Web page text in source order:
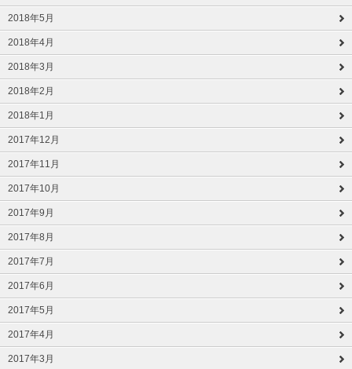
2018年5月
2018年4月
2018年3月
2018年2月
2018年1月
2017年12月
2017年11月
2017年10月
2017年9月
2017年8月
2017年7月
2017年6月
2017年5月
2017年4月
2017年3月